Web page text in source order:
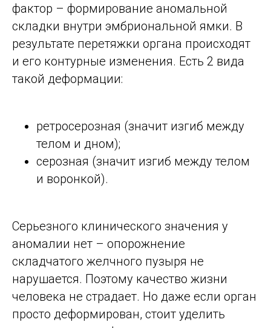
фактор – формирование аномальной
складки внутри эмбриональной ямки. В
результате перетяжки органа происходят
и его контурные изменения. Есть 2 вида
такой деформации:
ретросерозная (значит изгиб между
телом и дном);
серозная (значит изгиб между телом
и воронкой).
Серьезного клинического значения у
аномалии нет – опорожнение
складчатого желчного пузыря не
нарушается. Поэтому качество жизни
человека не страдает. Но даже если орган
просто деформирован, стоит уделить